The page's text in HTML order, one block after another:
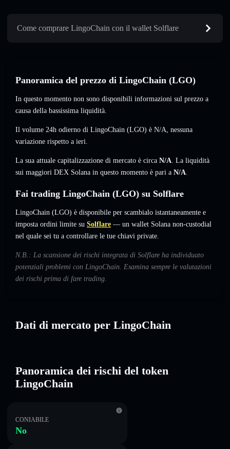
Come comprare LingoChain con il wallet Solflare
Panoramica del prezzo di LingoChain (LGO)
In questo momento non sono disponibili informazioni sul prezzo a
causa della bassissima liquidità.
Il volume 24h odierno di LingoChain (LGO) è N/A, nessuna
variazione rispetto a ieri.
La sua attuale capitalizzazione di mercato è circa N/A. La liquidità
sui maggiori DEX Solana in questo momento è pari a N/A.
Fai trading LingoChain (LGO) su Solflare
LingoChain (LGO) è disponibile per scambialo istantaneamente e
imposta ordini limite su Solflare — un wallet Solana non-custodial
nel quale sei tu a controllare le tue chiavi private.
N.B.: La scansione dei rischi integrata di Solflare ha individuato
potenziali problemi con LingoChain. Esamina sempre le valutazioni
dei rischi prima di fare trading.
Dati di mercato per LingoChain
Panoramica dei rischi del token
LingoChain
CONIABILE
No